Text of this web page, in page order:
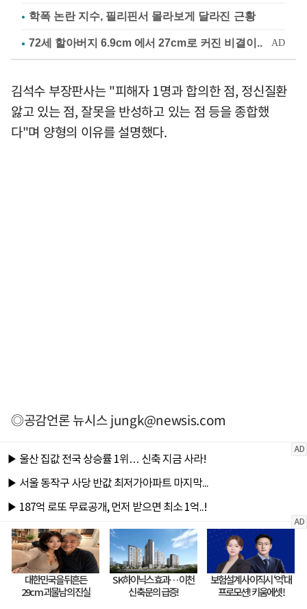
학폭 논란 지수, 필리핀서 몰라보게 달라진 근황
김석수 부장판사는 "피해자 1명과 합의한 점, 정신질환
앓고 있는 점, 잘못을 반성하고 있는 점 등을 종합했
다"며 양형의 이유를 설명했다.
◎공감언론 뉴시스jungk@newsis.com